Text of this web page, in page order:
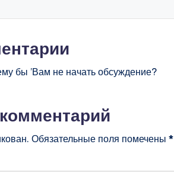
бы ’Вам не начать обсуждение?
Обязательные поля помечены*